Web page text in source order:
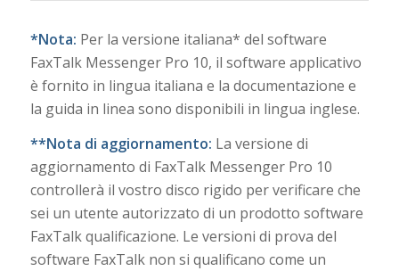
*Nota: Per la versione italiana* del software
FaxTalk Messenger Pro 10, il software applicativo
è fornito in lingua italiana e la documentazione e
la guida in linea sono disponibili in lingua inglese.
**Nota di aggiornamento: La versione di
aggiornamento di FaxTalk Messenger Pro 10
controllerà il vostro disco rigido per verificare che
sei un utente autorizzato di un prodotto software
FaxTalk qualificazione. Le versioni di prova del
software FaxTalk non si qualificano come un